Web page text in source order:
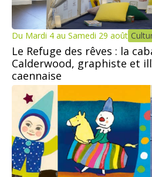
Du Mardi 4 au Samedi 29 août
Le Refuge des rêves : la
Calderwood, graphiste et
caennaise